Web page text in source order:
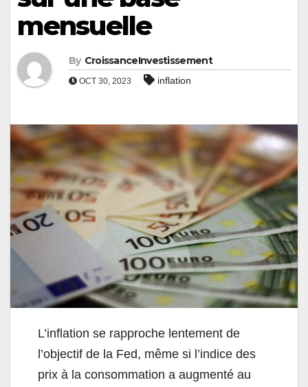
mensuelle
By CroissanceInvestissement
OCT 30, 2023 inflation
L’inflation se rapproche lentement de
l’objectif de la Fed, même si l’indice des
prix à la consommation a augmenté au